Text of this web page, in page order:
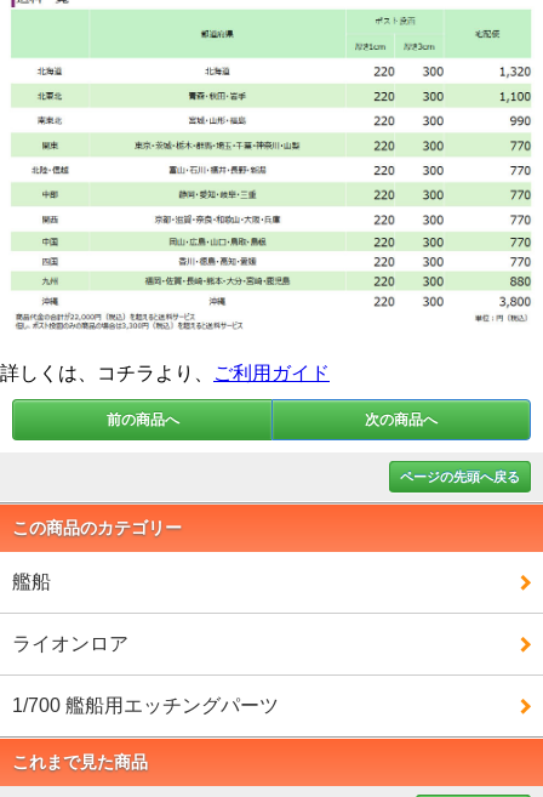
詳しくは、コチラより、 ご利用ガイド
前の商品へ 次の商品へ
ページの先頭へ戻る
この商品のカテゴリー
艦船
ライオンロア
1/700 艦船用エッチングパーツ
これまで見た商品